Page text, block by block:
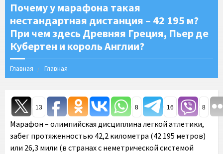
Почему у марафона такая
нестандартная дистанция – 42 195 м?
При чем здесь Древняя Греция, Пьер де
Кубертен и король Англии?
Главная Главная
13 8 16 8
Марафон – олимпийская дисциплина легкой атлетики,
забег протяженностью 42,2 километра (42 195 метров)
или 26,3 мили (в странах с неметрической системой